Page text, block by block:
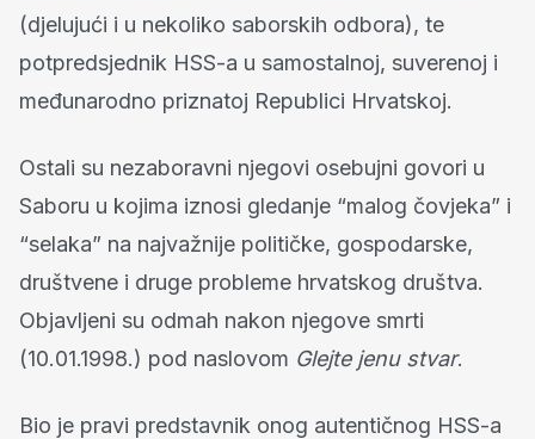
(djelujući i u nekoliko saborskih odbora), te
potpredsjednik HSS-a u samostalnoj, suverenoj i
međunarodno priznatoj Republici Hrvatskoj.
Ostali su nezaboravni njegovi osebujni govori u
Saboru u kojima iznosi gledanje “malog čovjeka” i
“selaka” na najvažnije političke, gospodarske,
društvene i druge probleme hrvatskog društva.
Objavljeni su odmah nakon njegove smrti
(10.01.1998.) pod naslovom Glejte jenu stvar.
Bio je pravi predstavnik onog autentičnog HSS-a